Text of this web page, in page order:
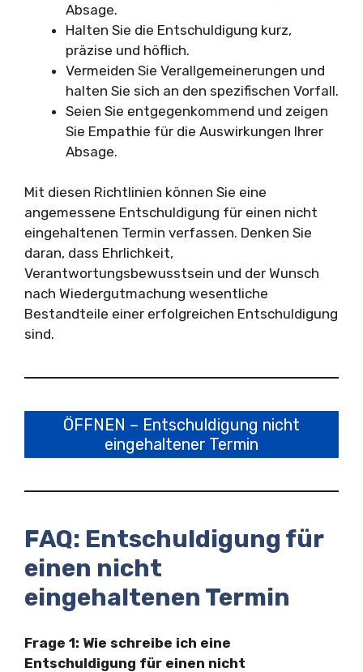
Absage.
Halten Sie die Entschuldigung kurz,
präzise und höflich.
Vermeiden Sie Verallgemeinerungen und
halten Sie sich an den spezifischen Vorfall.
Seien Sie entgegenkommend und zeigen
Sie Empathie für die Auswirkungen Ihrer
Absage.
Mit diesen Richtlinien können Sie eine
angemessene Entschuldigung für einen nicht
eingehaltenen Termin verfassen. Denken Sie
daran, dass Ehrlichkeit,
Verantwortungsbewusstsein und der Wunsch
nach Wiedergutmachung wesentliche
Bestandteile einer erfolgreichen Entschuldigung
sind.
ÖFFNEN – Entschuldigung nicht
eingehaltener Termin
FAQ: Entschuldigung für
einen nicht
eingehaltenen Termin
Frage 1: Wie schreibe ich eine
Entschuldigung für einen nicht